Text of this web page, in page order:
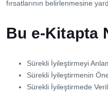
fırsatlarının belirlenmesine
Bu e-Kitapta
Sürekli İyileştirmeyi
Sürekli İyileştirmenin
Sürekli İyileştirmede